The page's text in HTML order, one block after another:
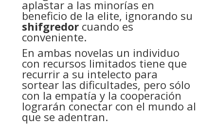
aplastar a las minorías en
beneficio de la elite, ignorando su
shifgredorcuando es
conveniente.
En ambas novelas un individuo
con recursos limitados tiene que
recurrir a su intelecto para
sortear las dificultades, pero sólo
con la empatía y la cooperación
lograrán conectar con el mundo al
que se adentran.